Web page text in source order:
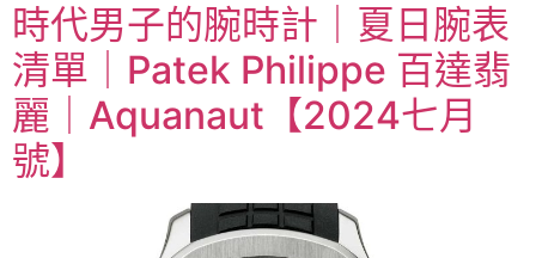
時代男子的腕時計｜夏日腕表
清單｜Patek Philippe 百達翡
麗｜Aquanaut【2024七月
號】